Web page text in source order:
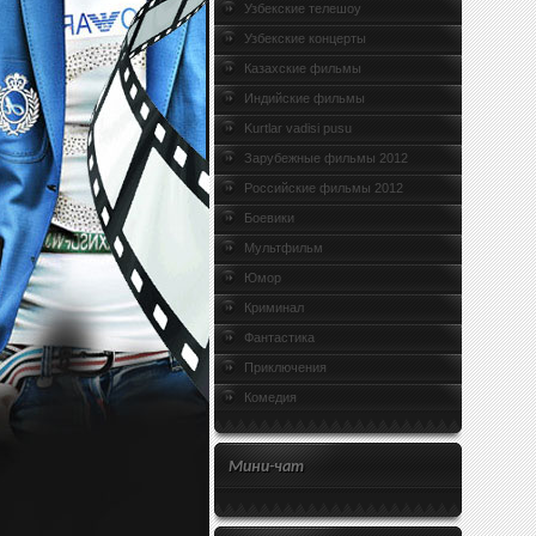
Узбекские телешоу
Узбекские концерты
Казахские фильмы
Индийские фильмы
Kurtlar vadisi pusu
Зарубежные фильмы 2012
Российские фильмы 2012
Боевики
Мультфильм
Юмор
Криминал
Фантастика
Приключения
Комедия
Мини-чат